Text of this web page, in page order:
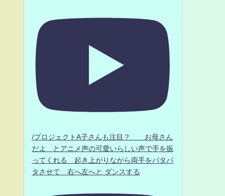
/プロジェクトA子さんも注目？ お母さん
だよ とアニメ声の可愛いらしい声で手を振
ってくれる 起き上がりながら両手をパタパ
タさせて 右へ左へと ダンスする